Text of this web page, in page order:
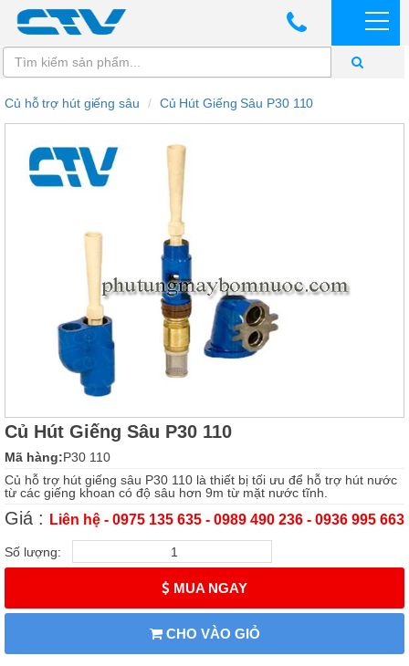
Củ hỗ trợ hút giếng sâu Củ Hút Giếng Sâu P30 110
Củ Hút Giếng Sâu P30 110
Mã hàng:P30 110
Củ hỗ trợ hút giếng sâu P30 110 là thiết bị tối ưu để hỗ trợ hút nước
từ các giếng khoan có độ sâu hơn 9m từ mặt nước tĩnh.
Giá : Liên hệ - 0975 135 635 - 0989 490 236 - 0936 995 663
Số lượng:
MUA NGAY
CHO VÀO GIỎ